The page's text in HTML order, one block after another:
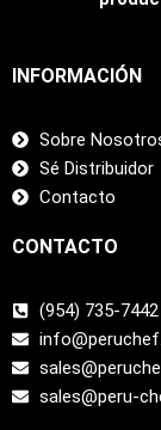
INFORMACIÓN
Sobre
Sé Distribuidor
Contacto
CONTACTO
(954) 735-7442
sales@peru-